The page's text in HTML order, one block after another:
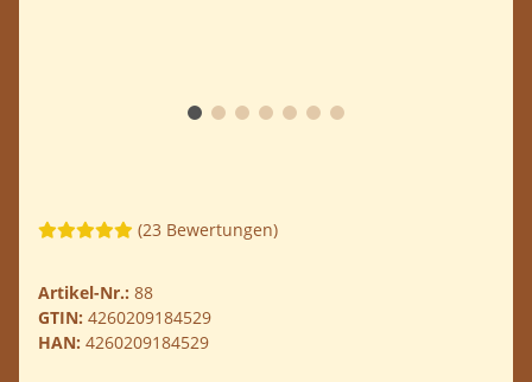
(23 Bewertungen)
Artikel-Nr.: 88
GTIN: 4260209184529
HAN: 4260209184529